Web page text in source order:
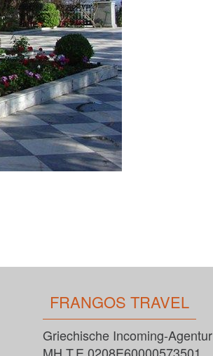
FRANGOS TRAVEL
Griechische Incoming-Agentur
MH.T.E 0208E60000573501